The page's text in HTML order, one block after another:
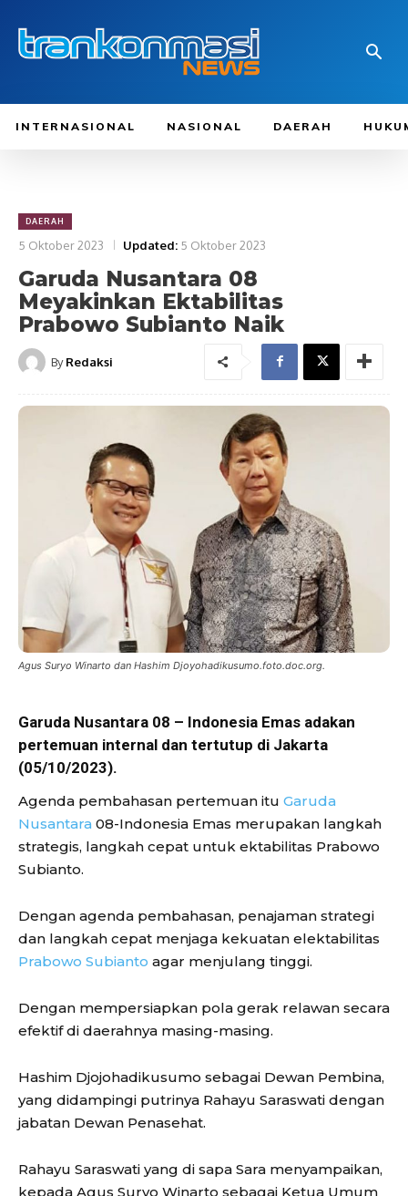
INTERNASIONAL NASIONAL DAERAH
DAERAH
5 Oktober 2023 Updated: 5 Oktober 2023
Garuda Nusantara 08
Meyakinkan Ektabilitas
Prabowo Subianto Naik
By Redaksi
Agus Suryo Winarto dan Hashim Djoyohadikusumo.foto.doc.org.
Garuda Nusantara 08 – Indonesia Emas adakan
pertemuan internal dan tertutup di Jakarta
(05/10/2023).
Agenda pembahasan pertemuan itu Garuda
Nusantara 08-Indonesia Emas merupakan langkah
strategis, langkah cepat untuk ektabilitas Prabowo
Subianto.
Dengan agenda pembahasan, penajaman strategi
dan langkah cepat menjaga kekuatan elektabilitas
Prabowo Subianto agar menjulang tinggi.
Dengan mempersiapkan pola gerak relawan secara
efektif di daerahnya masing-masing.
Hashim Djojohadikusumo sebagai Dewan Pembina,
yang didampingi putrinya Rahayu Saraswati dengan
jabatan Dewan Penasehat.
Rahayu Saraswati yang di sapa Sara menyampaikan,
kepada Agus Suryo Winarto sebagai Ketua Umum